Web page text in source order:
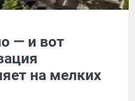
— и вот
на мелких